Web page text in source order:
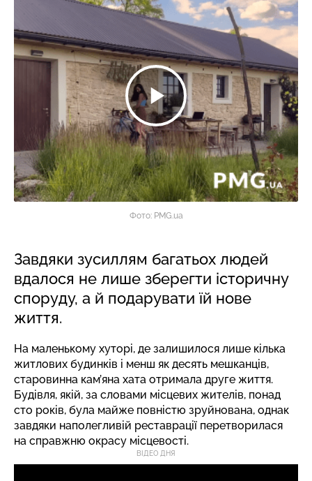
Фото: PMG.ua
Завдяки зусиллям багатьох людей
вдалося не лише зберегти історичну
споруду, а й подарувати їй нове
життя.
На маленькому хуторі, де залишилося лише кілька
житлових будинків і менш як десять мешканців,
старовинна кам’яна хата отримала друге життя.
Будівля, якій, за словами місцевих жителів, понад
сто років, була майже повністю зруйнована, однак
завдяки наполегливій реставрації перетворилася
на справжню окрасу місцевості.
ВІДЕО ДНЯ